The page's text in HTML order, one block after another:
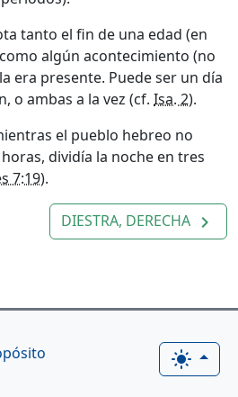
tanto el fin de una edad (en
algún acontecimiento (no
era presente. Puede ser un día
o ambas a la vez (cf. Isa. 2).
el pueblo hebreo no
dividía la noche en tres
7:19).
DIESTRA, DERECHA navigate_next
light_mode